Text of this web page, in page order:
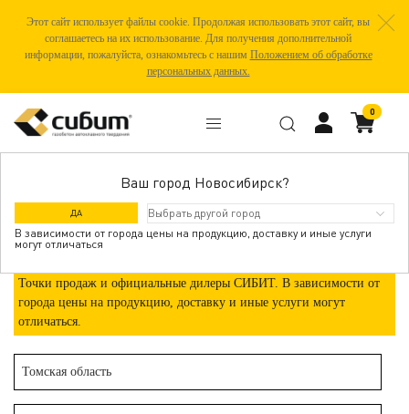
Этот сайт использует файлы cookie. Продолжая использовать этот сайт, вы
соглашаетесь на их использование. Для получения дополнительной
информации, пожалуйста, ознакомьтесь с нашим Положением об обработке
персональных данных.
Ваш город Новосибирск?
ДА
В зависимости от города цены на продукцию, доставку и иные услуги
могут отличаться
0
АСИНО
Точки продаж и официальные дилеры СИБИТ. В зависимости от
города цены на продукцию, доставку и иные услуги могут
отличаться.
Томская область